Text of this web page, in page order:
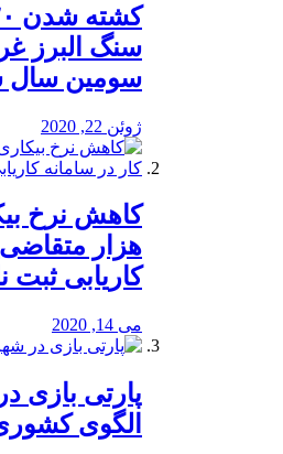
سنگ البرز
سومین سال
ژوئن 22, 2020
هزار
کاریابی ثبت
می 14, 2020
پارتی بازی
الگوی